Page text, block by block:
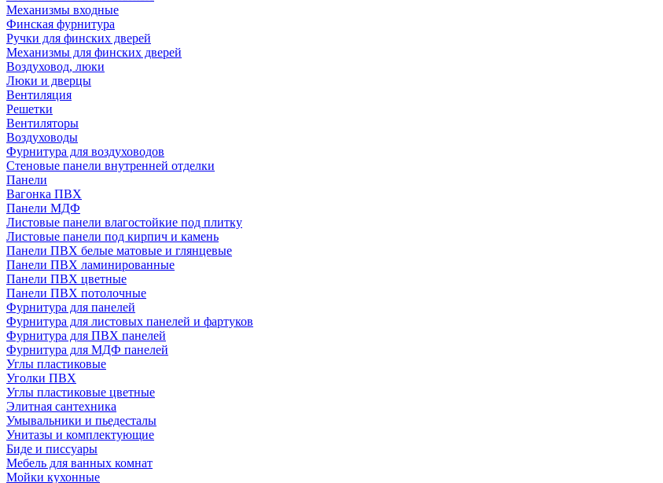
Механизмы входные
Финская фурнитура
Ручки для финских дверей
Механизмы для финских дверей
Воздуховод, люки
Люки и дверцы
Вентиляция
Решетки
Вентиляторы
Воздуховоды
Фурнитура для воздуховодов
Стеновые панели внутренней отделки
Панели
Вагонка ПВХ
Панели МДФ
Листовые панели влагостойкие под плитку
Листовые панели под кирпич и камень
Панели ПВХ белые матовые и глянцевые
Панели ПВХ ламинированные
Панели ПВХ цветные
Панели ПВХ потолочные
Фурнитура для панелей
Фурнитура для листовых панелей и фартуков
Фурнитура для ПВХ панелей
Фурнитура для МДФ панелей
Углы пластиковые
Уголки ПВХ
Углы пластиковые цветные
Элитная сантехника
Умывальники и пьедесталы
Унитазы и комплектующие
Биде и писсуары
Мебель для ванных комнат
Мойки кухонные